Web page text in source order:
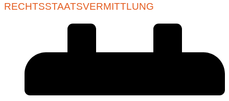
RECHTSSTAATSVERMITTLUNG